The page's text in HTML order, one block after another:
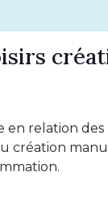
relation